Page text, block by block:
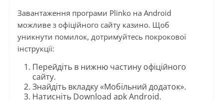
Завантаження програми Plinko на Android
можливе з офіційного сайту казино. Щоб
уникнути помилок, дотримуйтесь покрокової
інструкції:
Перейдіть в нижню частину офіційного
сайту.
Знайдіть вкладку «Мобільний додаток».
Натисніть Download apk Android.